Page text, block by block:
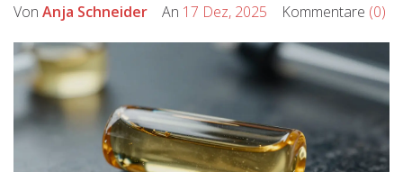
Von Anja Schneider An 17 Dez, 2025 Kommentare (0)